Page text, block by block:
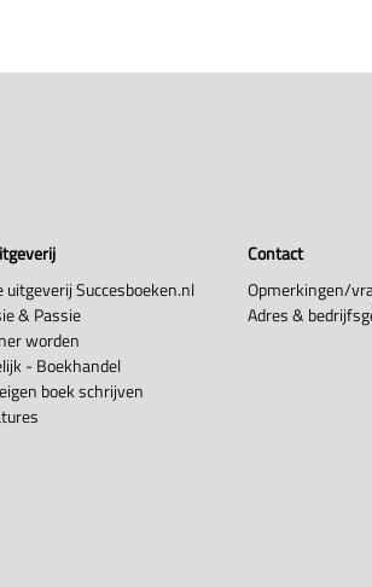
uitgeverij Succesboeken.nl
& Passie
worden
- Boekhandel
boek schrijven
Contact
Opmerkingen/
Adres &